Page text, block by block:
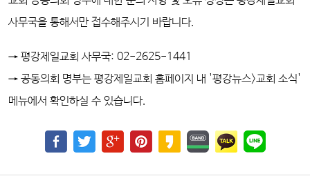
사무국을 통해서만 접수해주시기 바랍니다.
→ 평강제일교회 사무국: 02-2625-1441
→ 공동의회 명부는 평강제일교회 홈페이지 내 '평강뉴스>교회 소식'
메뉴에서 확인하실 수 있습니다.